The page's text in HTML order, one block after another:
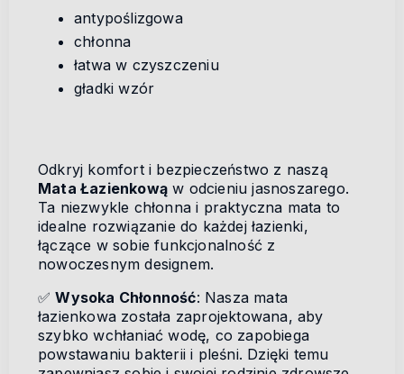
antypoślizgowa
chłonna
łatwa w czyszczeniu
gładki wzór
Odkryj komfort i bezpieczeństwo z naszą
Mata Łazienkową w odcieniu jasnoszarego.
Ta niezwykle chłonna i praktyczna mata to
idealne rozwiązanie do każdej łazienki,
łączące w sobie funkcjonalność z
nowoczesnym designem.
✅Wysoka Chłonność: Nasza mata
łazienkowa została zaprojektowana, aby
szybko wchłaniać wodę, co zapobiega
powstawaniu bakterii i pleśni. Dzięki temu